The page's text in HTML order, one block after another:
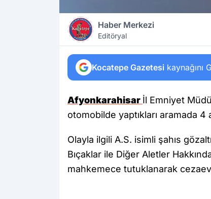
Haber Merkezi
Editöryal
Kocatepe Gazetesi
Afyonkarahisar İl Emniyet
otomobilde yaptıkları aramada
Olayla ilgili A.S. isimli şahıs
Bıçaklar ile Diğer Aletler
mahkemece tutuklanarak